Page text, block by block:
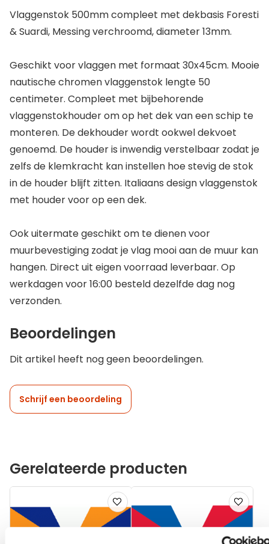
Vlaggenstok 500mm compleet met dekbasis Foresti
& Suardi, Messing verchroomd, diameter 13mm.
Geschikt voor vlaggen met formaat 30x45cm. Mooie
nautische chromen vlaggenstok lengte 50
centimeter. Compleet met bijbehorende
vlaggenstokhouder om op het dek van een schip te
monteren. De dekhouder wordt ookwel dekvoet
genoemd. De houder is inwendig verstelbaar zodat je
zelfs de klemkracht kan instellen hoe stevig de stok
in de houder blijft zitten. Italiaans design vlaggenstok
met houder voor op een dek.
Ook uitermate geschikt om te dienen voor
muurbevestiging zodat je vlag mooi aan de muur kan
hangen. Direct uit eigen voorraad leverbaar. Op
werkdagen voor 16:00 besteld dezelfde dag nog
verzonden.
Beoordelingen
Dit artikel heeft nog geen beoordelingen.
Schrijf een beoordeling
Gerelateerde producten
Voeg
toe
aan
Voeg
toe
aan